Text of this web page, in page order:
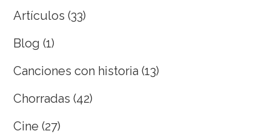
Artículos (33)
Blog (1)
Canciones con historia (13)
Chorradas (42)
Cine (27)